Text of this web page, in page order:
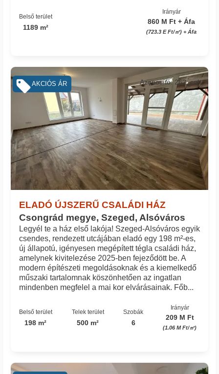
Belső terület
1189 m²
Irányár
860 M Ft + Áfa
(723.3 E Ft/㎡) + Áfa
ELADÓ ÚJSZERŰ CSALÁDI HÁZ
Csongrád megye, Szeged, Alsóváros
Azonosító: 262_coh
Legyél te a ház első lakója! Szeged-Alsóváros egyik
csendes, rendezett utcájában eladó egy 198 m²-es,
új állapotú, igényesen megépített tégla családi ház,
amelynek kivitelezése 2025-ben fejeződött be. A
modern építészeti megoldásoknak és a kiemelkedő
műszaki tartalomnak köszönhetően az ingatlan
mindenben megfelel a mai kor elvárásainak. Főb...
Belső terület
198 m²
Telek terület
500 m²
Szobák
6
Irányár
209 M Ft
(1.06 M Ft/㎡)
AKCIÓS ÁR